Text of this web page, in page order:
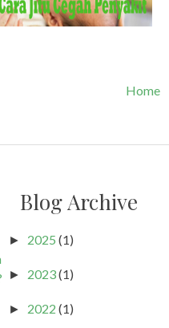
Home
Blog Archive
► 2025 (1)
► 2023(1)
► 2022 (1)